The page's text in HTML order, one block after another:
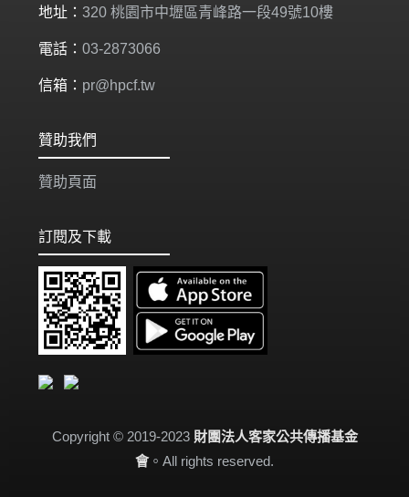
地址： 320 桃園市中壢區青峰路一段49號10樓
電話： 03-2873066
信箱： pr@hpcf.tw
贊助我們
贊助頁面
訂閱及下載
Copyright © 2019-2023 財團法人客家公共傳播基金
會。All rights reserved.